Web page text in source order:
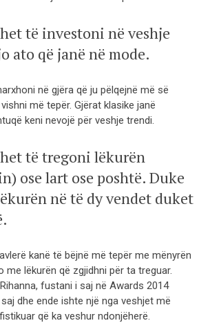
të investoni në veshje
ato që janë në mode.
në gjëra që ju pëlqejnë më së
më tepër. Gjërat klasike janë
keni nevojë për veshje trendi.
të tregoni lëkurën
ose lart ose poshtë. Duke
në të dy vendet duket
kanë të bëjnë më tepër me mënyrën
me lëkurën që zgjidhni për ta treguar.
fustani i saj në Awards 2014
dhe ende ishte një nga veshjet më
që ka veshur ndonjëherë.